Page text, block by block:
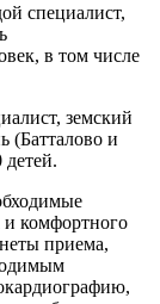
специалист,
в том числе
земский
(Батталово и
детей.
и комфортного
приема,